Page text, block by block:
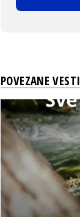
POVEZANE VESTI